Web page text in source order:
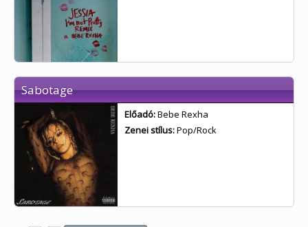
Sabotage
Előadó:Bebe Rexha
Zenei stílus:Pop/Rock